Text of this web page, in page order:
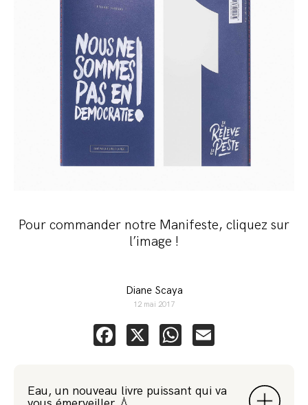
Pour commander notre Manifeste, cliquez sur
l’image !
Diane Scaya
12 mai 2017
Facebook
X WhatsApp
Eau, un nouveau livre puissant qui va